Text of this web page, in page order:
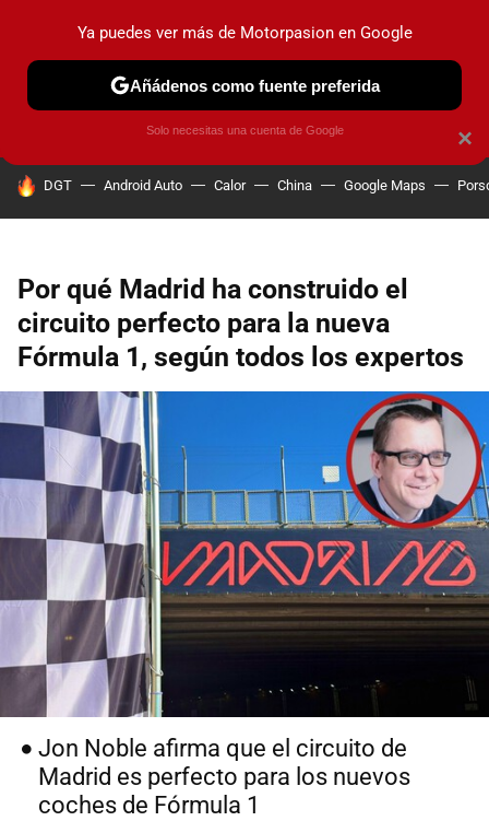
PRUEBAS COCHES ELÉCTRICOS OBSERVATORIO
HOY SE HABLA DE
DGT Android Auto Calor China Google Maps
Por qué Madrid ha construido el
circuito perfecto para la nueva
Fórmula 1, según todos los expertos
Jon Noble afirma que el circuito de
Madrid es perfecto para los nuevos
coches de Fórmula 1
×
Ya puedes ver más de Motorpasion en Google
Añádenos como fuente preferida
Solo necesitas una cuenta de Google